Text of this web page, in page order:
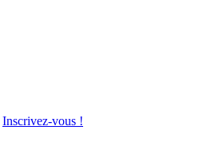
Inscrivez-vous !